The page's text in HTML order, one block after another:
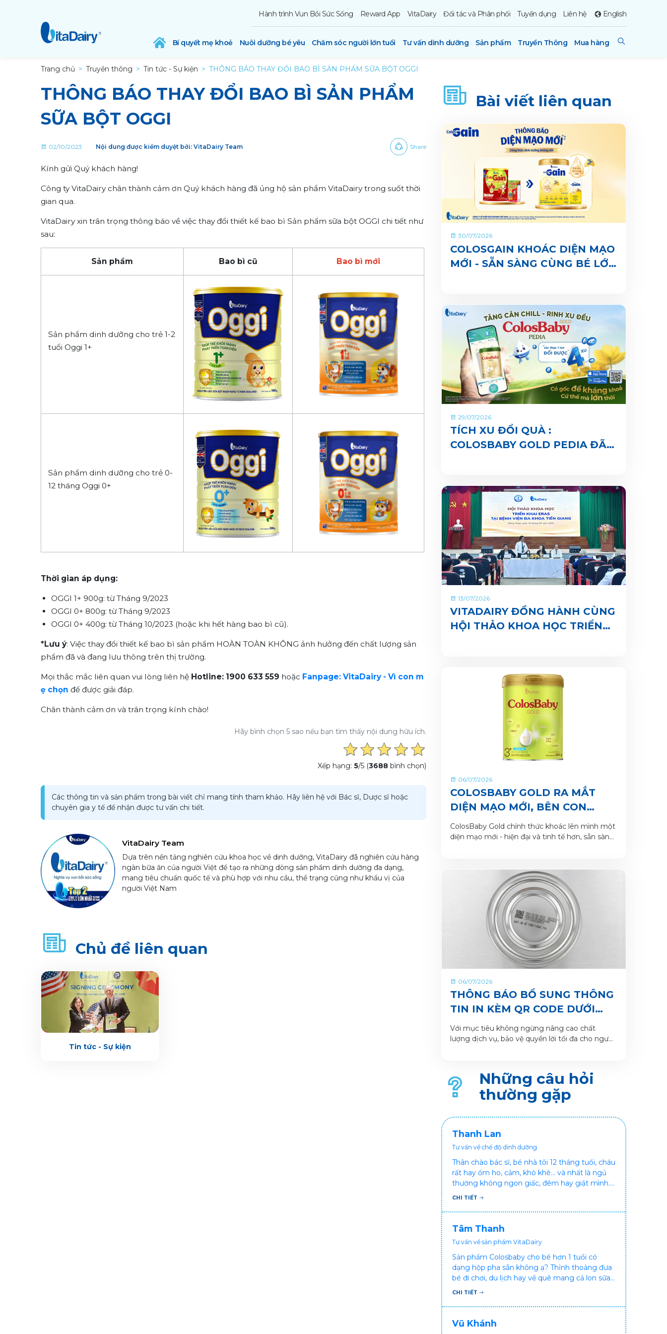
Hành trình Vun Bồi Sức Sống Reward App VitaDairy Đối tác và Phân phối Tuyển dụng Liên hệ English
Bí quyết mẹ khoẻ Nuôi dưỡng bé yêu Chăm sóc người lớn tuổi Tư vấn dinh dưỡng Sản phẩm Truyền Thông Mua hàng
Trang chủ Truyền thông Tin tức - Sự kiện THÔNG BÁO THAY ĐỔI BAO BÌ SẢN PHẨM SỮA BỘT OGGI
THÔNG BÁO THAY ĐỔI BAO BÌ SẢN PHẨM
SỮA BỘT OGGI
02/10/2023 Nội dung được kiểm duyệt bởi: VitaDairy Team Share
Kính gửi Quý khách hàng!
Công ty VitaDairy chân thành cảm ơn Quý khách hàng đã ủng hộ sản phẩm VitaDairy trong suốt thời
gian qua.
VitaDairy xin trân trọng thông báo về việc thay đổi thiết kế bao bì Sản phẩm sữa bột OGGI chi tiết như
sau:
Sản phẩm Bao bì cũ Bao bì mới
Sản phẩm dinh dưỡng cho trẻ 1-2
tuổi Oggi 1+
Sản phẩm dinh dưỡng cho trẻ 0-
12 tháng Oggi 0+
Thời gian áp dụng:
OGGI 1+ 900g: từ Tháng 9/2023
OGGI 0+ 800g: từ Tháng 9/2023
OGGI 0+ 400g: từ Tháng 10/2023 (hoặc khi hết hàng bao bì cũ).
*Lưu ý: Việc thay đổi thiết kế bao bì sản phẩm HOÀN TOÀN KHÔNG ảnh hưởng đến chất lượng sản
phẩm đã và đang lưu thông trên thị trường.
Mọi thắc mắc liên quan vui lòng liên hệ Hotline: 1900 633 559 hoặc Fanpage: VitaDairy - Vì con m
ẹ chọn để được giải đáp.
Chân thành cảm ơn và trân trọng kính chào!
Hãy bình chọn 5 sao nếu bạn tìm thấy nội dung hữu ích.
Xếp hạng: 5/5 (3688bình chọn)
Các thông tin và sản phẩm trong bài viết chỉ mang tính tham khảo. Hãy liên hệ với Bác sĩ, Dược sĩ hoặc
chuyên gia y tế để nhận được tư vấn chi tiết.
VitaDairy Team
Dựa trên nền tảng nghiên cứu khoa học về dinh dưỡng, VitaDairy đã nghiên cứu hàng
ngàn bữa ăn của người Việt để tạo ra những dòng sản phẩm dinh dưỡng đa dạng,
mang tiêu chuẩn quốc tế và phù hợp với nhu cầu, thể trạng cũng như khẩu vị của
người Việt Nam
Chủ đề liên quan
Tin tức - Sự kiện
Bài viết liên quan
30/07/2026
COLOSGAIN KHOÁC DIỆN MẠO
MỚI - SẴN SÀNG CÙNG BÉ LỚN
29/07/2026
TÍCH XU ĐỔI QUÀ :
COLOSBABY GOLD PEDIA ĐÃ
MUỖNG NHẬN QUÀ CHUNG
TAY VUN BỒI HÀNH TINH
XANH
13/07/2026
VITADAIRY ĐỒNG HÀNH CÙNG
HỘI THẢO KHOA HỌC TRIỂN
06/07/2026
COLOSBABY GOLD RA MẮT
DIỆN MẠO MỚI, BÊN CON
TRONG HÀNH TRÌNH LỚN
KHÔN
ColosBaby Gold chính thức khoác lên mình một
diện mạo mới - hiện đại và tinh tế hơn, sẵn sàng
06/07/2026
THÔNG BÁO BỔ SUNG THÔNG
TIN IN KÈM QR CODE DƯỚI
ĐÁY LON VÀ HỘP SẢN PHẨM
Với mục tiêu không ngừng nâng cao chất
lượng dịch vụ, bảo vệ quyền lời tối đa cho người
dung in dưới đáy lon và hộp sản phẩm chi tiết
như sau:
Những câu hỏi
thường gặp
Thanh Lan
Tư vấn về chế độ dinh dưỡng
Thân chào bác sĩ, bé nhà tôi 12 tháng tuổi, cháu
rất hay ốm ho, cảm, khò khè... và nhất là ngủ
thường không ngon giấc, đêm hay giật mình.
Vậy xin hỏi bác sĩ, bé bị tình trạng vậy nên làm
ạ? Thấy cháu vậy gia đình ai cũng xót, mẹ cũng
cực vì chăm cháu hay ốm ạ?. Cảm ơn bác sĩ.
CHI TIẾT
Tâm Thanh
Tư vấn về sản phẩm VitaDairy
Sản phẩm Colosbaby cho bé hơn 1 tuổi có
dạng hộp pha sẵn không ạ? Thỉnh thoảng đưa
bé đi chơi, du lịch hay về quê mang cả lon sữa
khá bất tiện mà mình không muốn đổi cho bé
hưởng sức khỏe!
CHI TIẾT
Vũ Khánh